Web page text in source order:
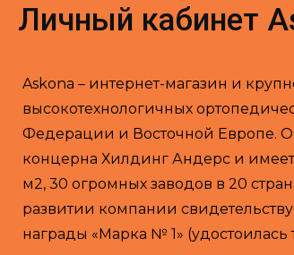
Личный кабинет
Askona – интернет-магазин и
высокотехнологичных
Федерации и Восточной Европе.
концерна Хилдинг Андерс и
м2, 30 огромных заводов в 20
развитии компании
награды «Марка № 1»